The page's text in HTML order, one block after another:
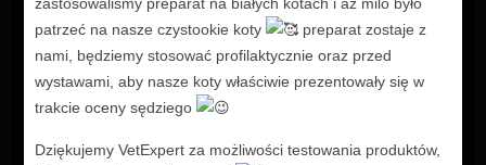
patrzeć na nasze czystookie koty
preparat zostaje z
nami, będziemy stosować profilaktycznie oraz przed
wystawami, aby nasze koty właściwie prezentowały się w
trakcie oceny sędziego
Dziękujemy VetExpert za możliwości testowania produktów,